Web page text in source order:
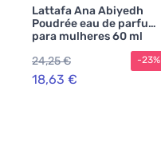
Lattafa Ana Abiyedh
Poudrée eau de parfum
para mulheres 60 ml
24,25 €
18,63 €
-23%